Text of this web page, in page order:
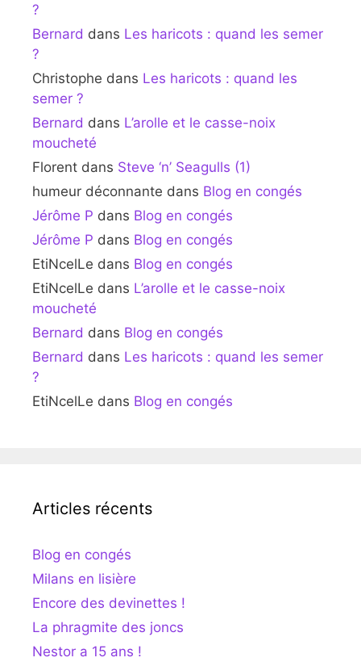
?
Bernard dans Les haricots : quand les semer
?
Christophe dans Les haricots : quand les
semer ?
Bernard dans L’arolle et le casse-noix
moucheté
Florent dans Steve ‘n’ Seagulls (1)
humeur déconnante dans Blog en congés
Jérôme P dans Blog en congés
Jérôme P dans Blog en congés
EtiNcelLe dans Blog en congés
EtiNcelLe dans L’arolle et le casse-noix
moucheté
Bernard dans Blog en congés
Bernard dans Les haricots : quand les semer
?
EtiNcelLe dans Blog en congés
Articles récents
Blog en congés
Milans en lisière
Encore des devinettes !
La phragmite des joncs
Nestor a 15 ans !